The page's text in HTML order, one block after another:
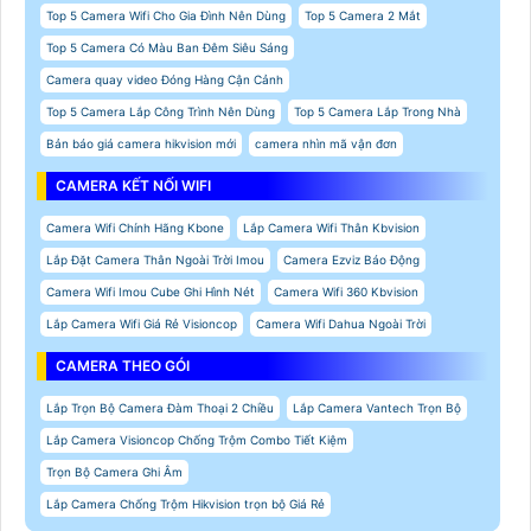
Top 5 Camera Wifi Cho Gia Đình Nên Dùng Top 5 Camera 2 Mắt
Top 5 Camera Có Màu Ban Đêm Siêu Sáng
Camera quay video Đóng Hàng Cận Cảnh
Top 5 Camera Lắp Công Trình Nên Dùng Top 5 Camera Lắp Trong Nhà
Bản báo giá camera hikvision mới camera nhìn mã vận đơn
CAMERA KẾT NỐI WIFI
Camera Wifi Chính Hãng Kbone Lắp Camera Wifi Thân Kbvision
Lắp Đặt Camera Thân Ngoài Trời Imou Camera Ezviz Báo Động
Camera Wifi Imou Cube Ghi Hình Nét Camera Wifi 360 Kbvision
Lắp Camera Wifi Giá Rẻ Visioncop Camera Wifi Dahua Ngoài Trời
CAMERA THEO GÓI
Lắp Trọn Bộ Camera Đàm Thoại 2 Chiều Lắp Camera Vantech Trọn Bộ
Lắp Camera Visioncop Chống Trộm Combo Tiết Kiệm
Trọn Bộ Camera Ghi Âm
Lắp Camera Chống Trộm Hikvision trọn bộ Giá Rẻ